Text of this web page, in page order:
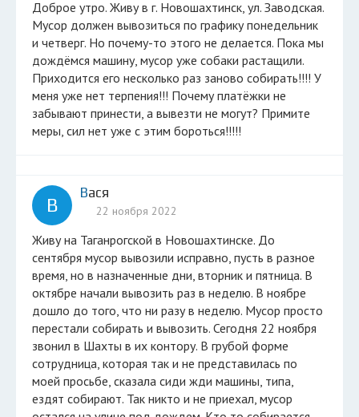
Доброе утро. Живу в г. Новошахтинск, ул. Заводская.
Мусор должен вывозиться по графику понедельник
и четверг. Но почему-то этого не делается. Пока мы
дождёмся машину, мусор уже собаки растащили.
Приходится его несколько раз заново собирать!!!! У
меня уже нет терпения!!! Почему платёжки не
забывают принести, а вывезти не могут? Примите
меры, сил нет уже с этим бороться!!!!!
В
Вася
22 ноября 2022
Живу на Таганрогской в Новошахтинске. До
сентября мусор вывозили исправно, пусть в разное
время, но в назначенные дни, вторник и пятница. В
октябре начали вывозить раз в неделю. В ноябре
дошло до того, что ни разу в неделю. Мусор просто
перестали собирать и вывозить. Сегодня 22 ноября
звонил в Шахты в их контору. В грубой форме
сотрудница, которая так и не представилась по
моей просьбе, сказала сиди жди машины, типа,
ездят собирают. Так никто и не приехал, мусор